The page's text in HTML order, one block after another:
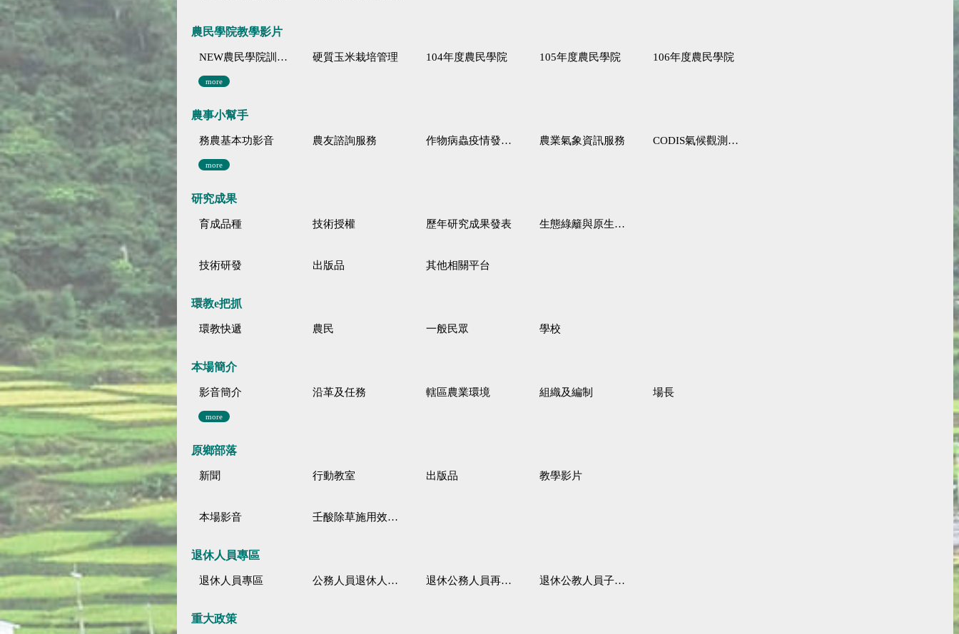
農民學院教學影片
NEW農民學院訓練影音分類 硬質玉米栽培管理 104年度農民學院 105年度農民學院 106年度農民學院
more
農事小幫手
務農基本功影音 農友諮詢服務 作物病蟲疫情發生預測 農業氣象資訊服務 CODIS氣候觀測資料查詢服務
more
研究成果
育成品種 技術授權 歷年研究成果發表 生態綠籬與原生野花植生毯
技術研發 出版品 其他相關平台
環教e把抓
環教快遞 農民 一般民眾 學校
本場簡介
影音簡介 沿革及任務 轄區農業環境 組織及編制 場長
more
原鄉部落
新聞 行動教室 出版品 教學影片
本場影音 壬酸除草施用效果觀察
退休人員專區
退休人員專區 公務人員退休人員法施行細則 退休公務人員再任職務 退休公教人員子女教育補助規定
重大政策